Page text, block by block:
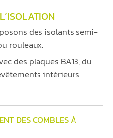
des isolants semi-
rouleaux.
des plaques BA13, du
intérieurs
DES COMBLES À